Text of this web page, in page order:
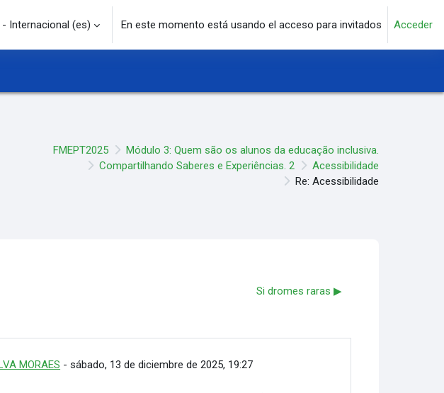
de entrada
- Internacional ‎(es)‎ En este momento está usando el acceso para invitados Acceder
FMEPT2025
Módulo 3: Quem são os alunos da educação inclusiva.
Compartilhando Saberes e Experiências. 2
Acessibilidade
Re: Acessibilidade
Si dromes raras ▶︎
MORAES -sábado, 13 de diciembre de 2025, 19:27